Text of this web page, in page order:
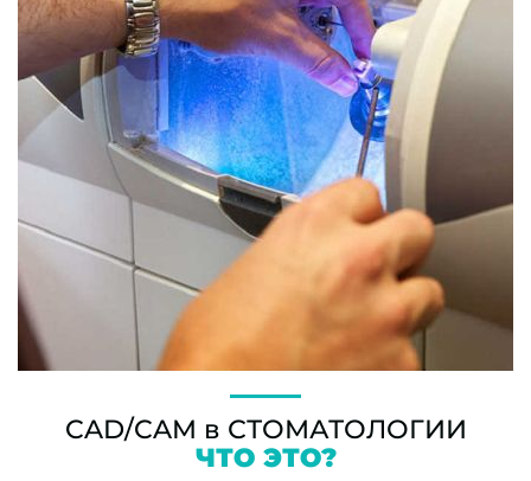
CAD/CAM в СТОМАТОЛОГИИ
ЧТО ЭТО?